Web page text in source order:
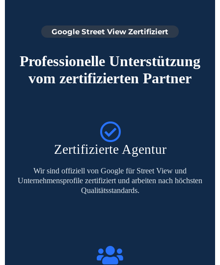
Google Street View Zertifiziert
Professionelle Unterstützung
vom zertifizierten Partner
Zertifizierte Agentur
Wir sind offiziell von Google für Street View und
Unternehmensprofile zertifiziert und arbeiten nach höchsten
Qualitätsstandards.